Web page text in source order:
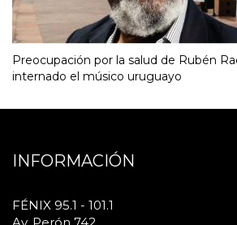
Preocupación por la salud de Rubén
internado el músico uruguayo
INFORMACIÓN
FÉNIX 95.1 - 101.1